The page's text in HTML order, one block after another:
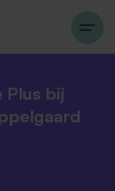
Plus bij